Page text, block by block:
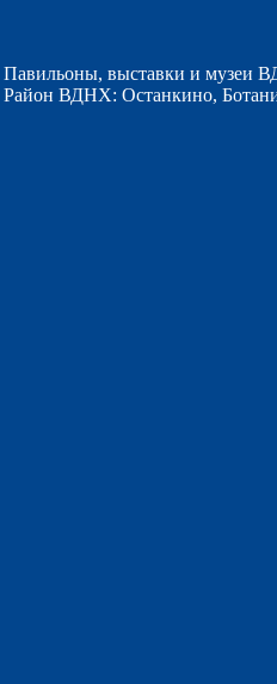
Павильоны, выставки и музеи
Район ВДНХ: Останкино,